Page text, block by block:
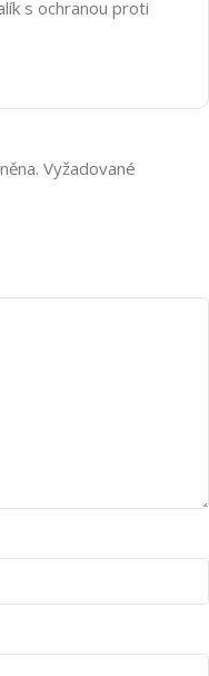
s ochranou proti
Vyžadované